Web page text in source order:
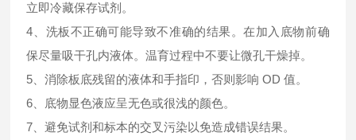
立即冷藏保存试剂。
4、洗板不正确可能导致不准确的结果。在加入底物前确
保尽量吸干孔内液体。温育过程中不要让微孔干燥掉。
5、消除板底残留的液体和手指印，否则影响 OD 值。
6、底物显色液应呈无色或很浅的颜色。
7、避免试剂和标本的交叉污染以免造成错误结果。